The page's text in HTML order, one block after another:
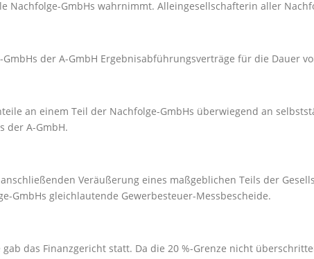
Nachfolge-GmbHs wahrnimmt. Alleingesellschafterin aller
der A-GmbH Ergebnisabführungsverträge für die Dauer
an einem Teil der Nachfolge-GmbHs überwiegend an
der A-GmbH.
Veräußerung eines maßgeblichen Teils der
GmbHs gleichlautende Gewerbesteuer-Messbescheide.
das Finanzgericht statt. Da die 20 %-Grenze nicht